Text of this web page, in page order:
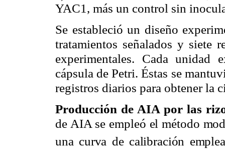
YAC1, más un control sin
Se estableció un diseño
tratamientos señalados y siete
experimentales. Cada unidad
cápsula de Petri. Éstas se
registros diarios para obtener la
Producción de AIA por las
de AIA se empleó el método
una curva de calibración